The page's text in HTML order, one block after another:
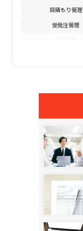
見積もり管理
受発注管理
契約管理
債権管理
購買申請管理
外注先管理
開発工数管理
代理店管理
セミナー管理